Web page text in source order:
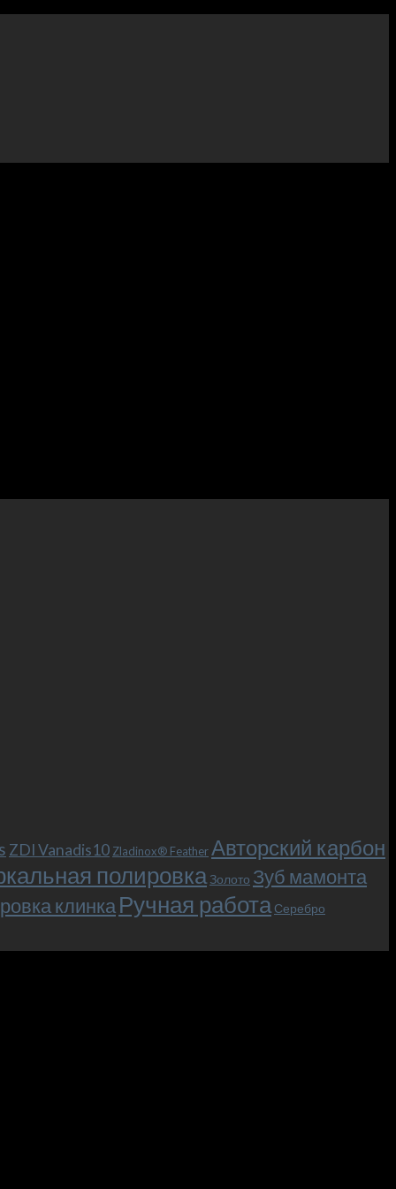
ZDI Vanadis10 Zladinox® FeatherАвторский карбон
полировка Золото Зуб мамонта
клинкаРучная работа Серебро